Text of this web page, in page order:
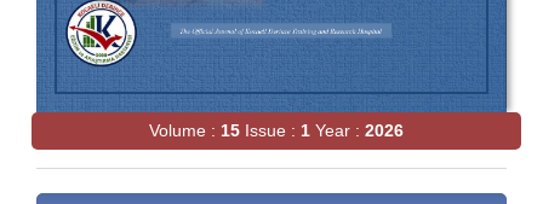
Volume : 15Issue : 1Year : 2026